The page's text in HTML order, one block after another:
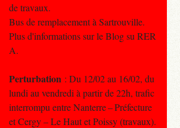
de travaux.
Bus de remplacement à Sartrouville.
Plus d'informations sur le Blog su RER
A.
Perturbation : Du 12/02 au 16/02, du
lundi au vendredi à partir de 22h, trafic
interrompu entre Nanterre – Préfecture
et Cergy – Le Haut et Poissy (travaux).